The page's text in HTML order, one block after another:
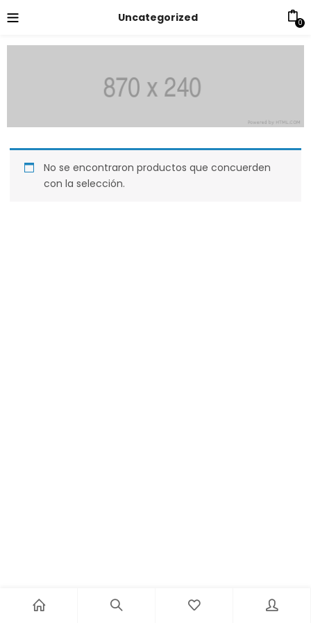
Uncategorized 0
No se encontraron productos que concuerden
con la selección.